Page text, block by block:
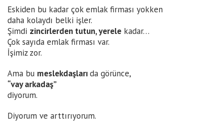
Eskiden bu kadar çok emlak firması yokken
daha kolaydı belki işler.
Şimdi zincirlerden tutun, yerele kadar…
Çok sayıda emlak firması var.
İşimiz zor.
Ama bu meslekdaşlarıda görünce,
“vay arkadaş”
diyorum.
Diyorum ve arttırıyorum.